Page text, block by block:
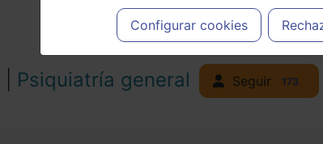
adecuado a las necesidades del paciente.
Configurar cookies
Psiquiatría general Seguir 173